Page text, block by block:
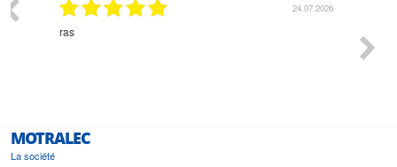
24.07.2026
ras
MOTRALEC
La société